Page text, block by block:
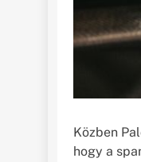
Közben
hogy a